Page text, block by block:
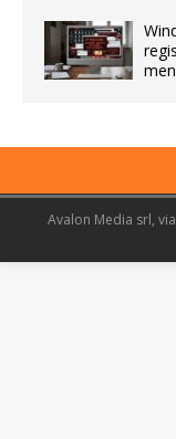
Avalon Media srl,